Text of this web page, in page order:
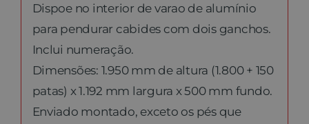
Dispoe no interior de varao de alumínio
para pendurar cabides com dois ganchos.
Inclui numeração.
Dimensões: 1.950 mm de altura (1.800 + 150
patas) x 1.192 mm largura x 500 mm fundo.
Enviado montado, exceto os pés que